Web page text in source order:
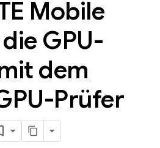
Mobile
GPU-
dem
Prüfer